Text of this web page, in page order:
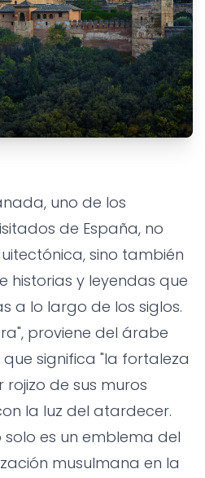
de la
Un
y Misterio
ago
uno de los
de España, no
sino también
historias y leyendas que
a lo largo de los siglos.
proviene del árabe
significa "la fortaleza
de sus muros
la luz del atardecer.
es un emblema del
musulmana en la